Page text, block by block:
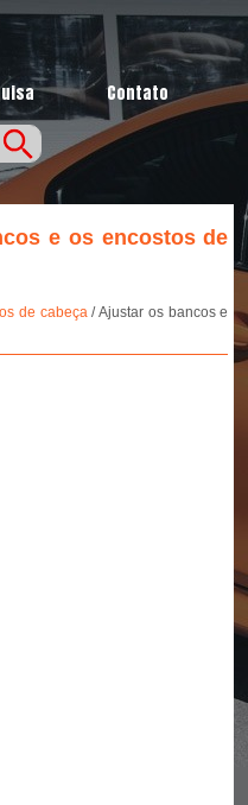
Contato
e os encostos de
de cabeça/ Ajustar os bancos e